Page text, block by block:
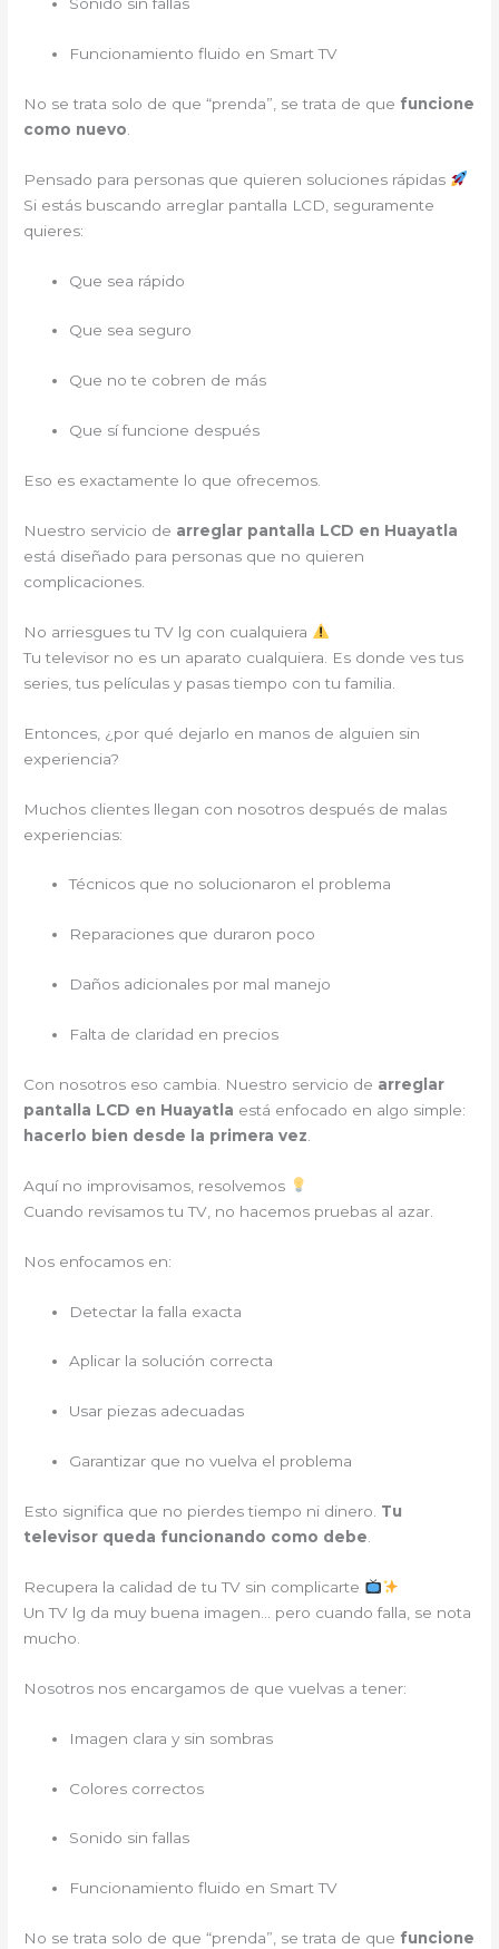
Funcionamiento fluido en Smart TV
No se trata solo de que “prenda”, se trata de que funcione
como nuevo
Pensado para personas que quieren soluciones rápidas
Si estás buscando arreglar pantalla LCD, seguramente
quieres:
Que sea rápido
Que sea seguro
Que no te cobren de más
Que sí funcione después
Eso es exactamente lo que ofrecemos.
Nuestro servicio de arreglar pantalla LCD en Huayatla
está diseñado para personas que no quieren
complicaciones.
No arriesgues tu TV lg con cualquiera
Tu televisor no es un aparato cualquiera. Es donde ves tus
series, tus películas y pasas tiempo con tu familia.
Entonces, ¿por qué dejarlo en manos de alguien sin
experiencia?
Muchos clientes llegan con nosotros después de malas
experiencias:
Técnicos que no solucionaron el problema
Reparaciones que duraron poco
Daños adicionales por mal manejo
Falta de claridad en precios
Con nosotros eso cambia. Nuestro servicio de arreglar
pantalla LCD en Huayatla está enfocado en algo simple:
hacerlo bien desde la primera vez
Aquí no improvisamos, resolvemos
Cuando revisamos tu TV, no hacemos pruebas al azar.
Nos enfocamos en:
Detectar la falla exacta
Aplicar la solución correcta
Usar piezas adecuadas
Garantizar que no vuelva el problema
Esto significa que no pierdes tiempo ni dinero. Tu
televisor queda funcionando como debe
Recupera la calidad de tu TV sin complicarte
Un TV lg da muy buena imagen… pero cuando falla, se nota
mucho.
Nosotros nos encargamos de que vuelvas a tener:
Imagen clara y sin sombras
Colores correctos
Sonido sin fallas
Funcionamiento fluido en Smart TV
No se trata solo de que “prenda”, se trata de que funcione